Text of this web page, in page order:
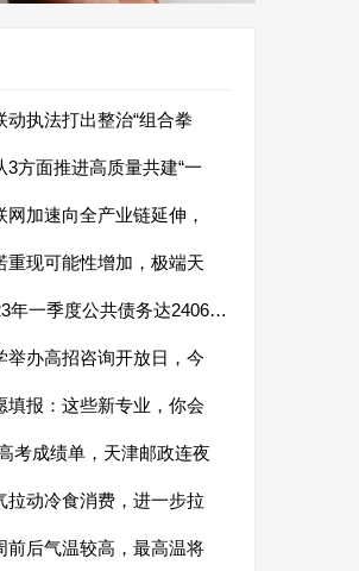
动执法打出整治“组合拳
3方面推进高质量共建“一
网加速向全产业链延伸，
重现可能性增加，极端天
年一季度公共债务达24066亿
举办高招咨询开放日，今
填报：这些新专业，你会
考成绩单，天津邮政连夜
拉动冷食消费，进一步拉
前后气温较高，最高温将